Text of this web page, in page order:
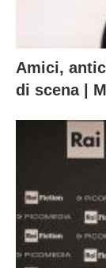
Amici,
di scena |